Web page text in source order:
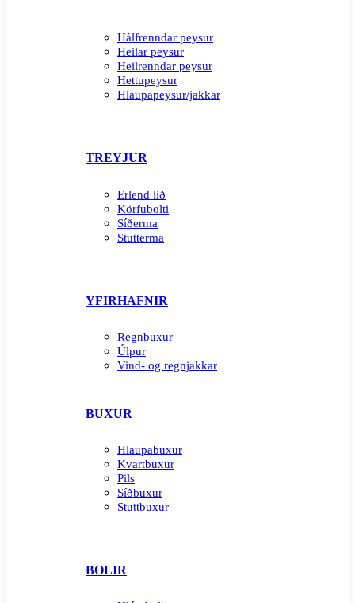
Hálfrenndar peysur
Heilar peysur
Heilrenndar peysur
Hettupeysur
Hlaupapeysur/jakkar
TREYJUR
Erlend lið
Körfubolti
Síðerma
Stutterma
YFIRHAFNIR
Regnbuxur
Úlpur
Vind- og regnjakkar
BUXUR
Hlaupabuxur
Kvartbuxur
Pils
Síðbuxur
Stuttbuxur
BOLIR